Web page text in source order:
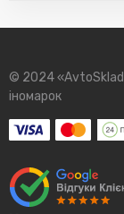
© 2024
іномарок